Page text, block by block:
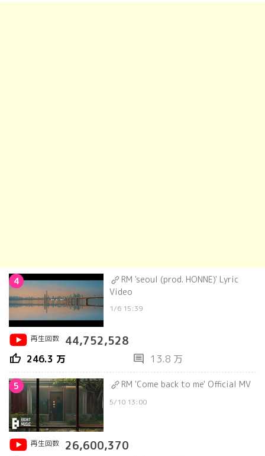
4
RM 'seoul (prod. HONNE)' Lyric
Video
1/6 15:39
再生回数 44,752,528
thumb_up 246.3 万 comment 13.8 万
5 RM 'Come back to me' Official MV
5/10 13:00
再生回数 26,600,370